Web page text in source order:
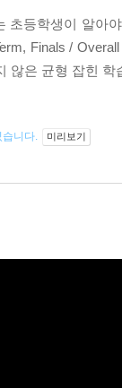
초등학생이 알
Finals /
않은 균형 잡힌
습니다. 미리보기